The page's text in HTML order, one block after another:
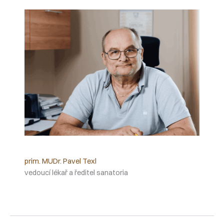
prim. MUDr. Pavel Texl
vedoucí lékař a ředitel sanatoria